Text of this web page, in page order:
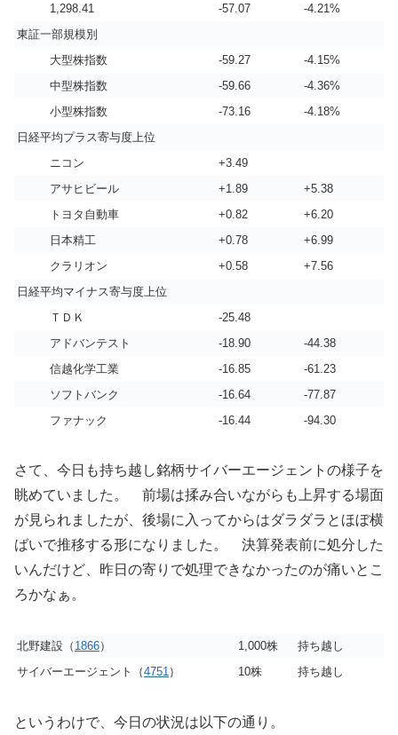
1,298.41
-57.07
-4.21%
東証一部規模別
大型株指数
-59.27
-4.15%
中型株指数
-59.66
-4.36%
小型株指数
-73.16
-4.18%
日経平均プラス寄与度上位
ニコン
+3.49
アサヒビール
+1.89
+5.38
トヨタ自動車
+0.82
+6.20
日本精工
+0.78
+6.99
クラリオン
+0.58
+7.56
日経平均マイナス寄与度上位
ＴＤＫ
-25.48
アドバンテスト
-18.90
-44.38
信越化学工業
-16.85
-61.23
ソフトバンク
-16.64
-77.87
ファナック
-16.44 -94.30
さて、今日も持ち越し銘柄サイバーエージェントの様子を
眺めていました。 前場は揉み合いながらも上昇する場面
が見られましたが、後場に入ってからはダラダラとほぼ横
ばいで推移する形になりました。 決算発表前に処分した
いんだけど、昨日の寄りで処理できなかったのが痛いとこ
ろかなぁ。
北野建設（ 1866） 1,000株
持ち越し
サイバーエージェント（4751） 10株 持ち越し
というわけで、今日の状況は以下の通り。